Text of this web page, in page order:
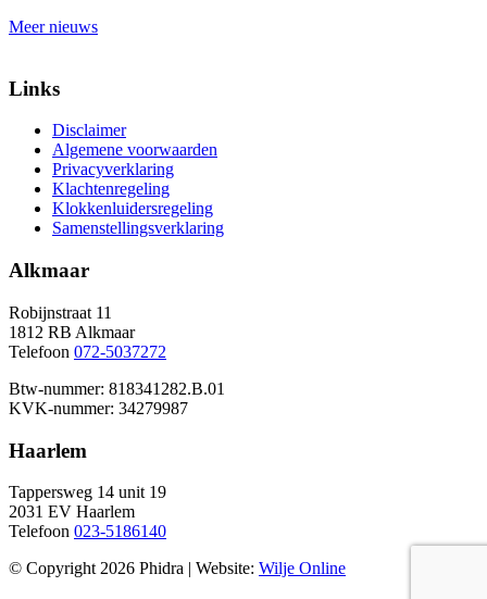
Meer nieuws
Links
Disclaimer
Algemene voorwaarden
Privacyverklaring
Klachtenregeling
Klokkenluidersregeling
Samenstellingsverklaring
Alkmaar
Robijnstraat 11
1812 RB Alkmaar
Telefoon 072-5037272
Btw-nummer: 818341282.B.01
KVK-nummer: 34279987
Haarlem
Tappersweg 14 unit 19
2031 EV Haarlem
Telefoon 023-5186140
© Copyright 2026 Phidra | Website: Wilje Online